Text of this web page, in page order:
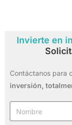
Invierte en
Contáctanos para
inversión,